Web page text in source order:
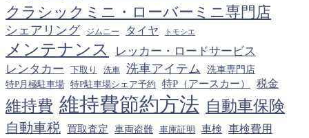
クラシックミニ・ローバーミニ専門店
シェアリング ジムニー タイヤ トモシエ
メンテナンス
レッカー・ロードサービス
レンタカー
下取り 洗車 洗車アイテム
洗車専門店
特P月極駐車場
特P駐車場シェア予約 特P（アースカー） 税金
維持費 維持費節約方法 自動車保険
自動車税 買取査定 車両盗難 車庫証明 車検 車検費用